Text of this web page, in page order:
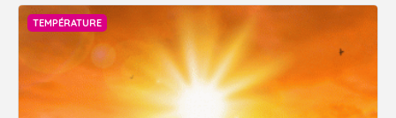
TEMPÉRATURE